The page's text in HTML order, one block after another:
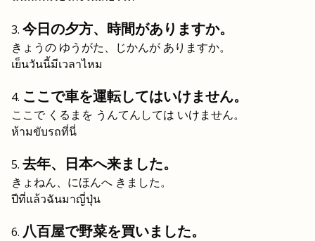
今日の夕方、時間がありますか。
きょうの ゆうがた、じかんが ありますか。
เย็นวันนี้มีเวลาไหม
ここで車を運転してはいけません。
ここで くるまを うんてんしては いけません。
ห้ามขับรถที่นี่
去年、日本へ来ました。
きょねん、にほんへ きました。
ปีที่แล้วฉันมาญี่ปุ่น
八百屋で野菜を買いました。